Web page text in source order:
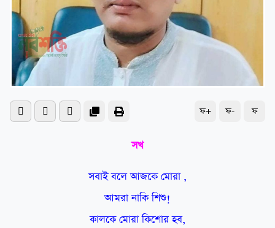
ফ+ ফ- ফ
সখ
সবাই বলে আজকে মোরা ,
আমরা নাকি শিশু!
কালকে মোরা কিশোর হব,